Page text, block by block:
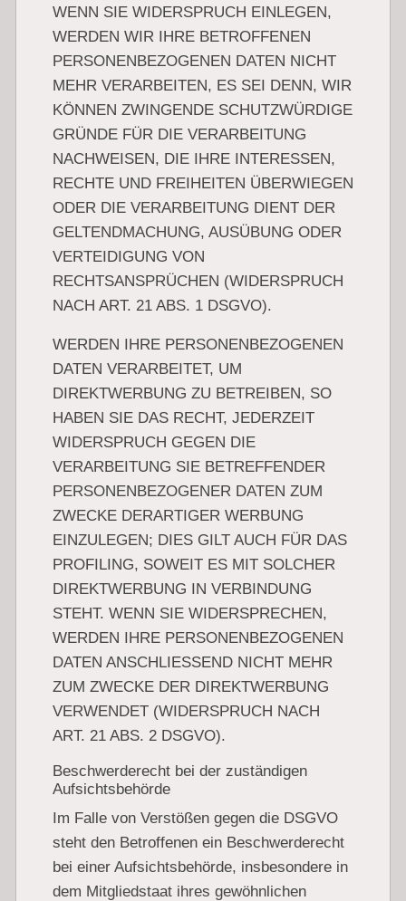
WENN SIE WIDERSPRUCH EINLEGEN,
WERDEN WIR IHRE BETROFFENEN
PERSONENBEZOGENEN DATEN NICHT
MEHR VERARBEITEN, ES SEI DENN, WIR
KÖNNEN ZWINGENDE SCHUTZWÜRDIGE
GRÜNDE FÜR DIE VERARBEITUNG
NACHWEISEN, DIE IHRE INTERESSEN,
RECHTE UND FREIHEITEN ÜBERWIEGEN
ODER DIE VERARBEITUNG DIENT DER
GELTENDMACHUNG, AUSÜBUNG ODER
VERTEIDIGUNG VON
RECHTSANSPRÜCHEN (WIDERSPRUCH
NACH ART. 21 ABS. 1 DSGVO).
WERDEN IHRE PERSONENBEZOGENEN
DATEN VERARBEITET, UM
DIREKTWERBUNG ZU BETREIBEN, SO
HABEN SIE DAS RECHT, JEDERZEIT
WIDERSPRUCH GEGEN DIE
VERARBEITUNG SIE BETREFFENDER
PERSONENBEZOGENER DATEN ZUM
ZWECKE DERARTIGER WERBUNG
EINZULEGEN; DIES GILT AUCH FÜR DAS
PROFILING, SOWEIT ES MIT SOLCHER
DIREKTWERBUNG IN VERBINDUNG
STEHT. WENN SIE WIDERSPRECHEN,
WERDEN IHRE PERSONENBEZOGENEN
DATEN ANSCHLIESSEND NICHT MEHR
ZUM ZWECKE DER DIREKTWERBUNG
VERWENDET (WIDERSPRUCH NACH
ART. 21 ABS. 2 DSGVO).
Beschwerde­recht bei der zuständigen
Aufsichts­behörde
Im Falle von Verstößen gegen die DSGVO
steht den Betroffenen ein Beschwerderecht
bei einer Aufsichtsbehörde, insbesondere in
dem Mitgliedstaat ihres gewöhnlichen